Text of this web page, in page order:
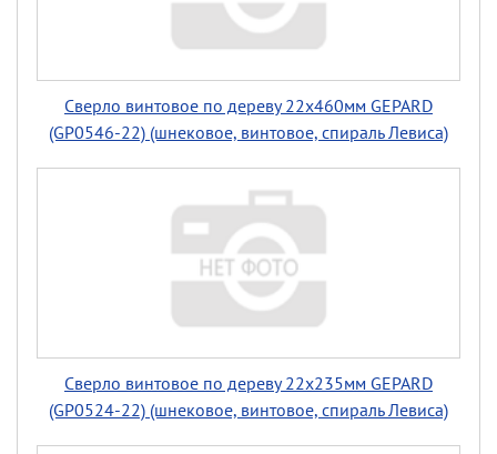
Сверло винтовое по дереву 22х460мм GEPARD
(GP0546-22) (шнековое, винтовое, спираль Левиса)
Сверло винтовое по дереву 22х235мм GEPARD
(GP0524-22) (шнековое, винтовое, спираль Левиса)